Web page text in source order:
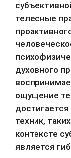
телесные
духовного
ощущение
техник,
контексте
является